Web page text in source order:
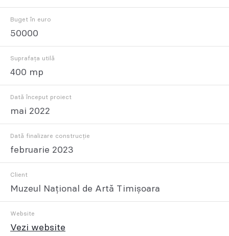
Buget în euro
50000
Suprafața utilă
400 mp
Dată început proiect
mai 2022
Dată finalizare construcție
februarie 2023
Client
Muzeul Național de Artă Timișoara
Website
Vezi website